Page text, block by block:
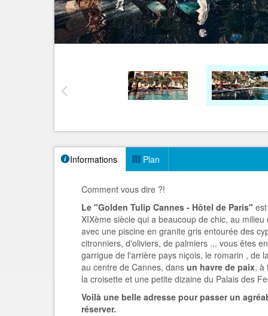
Informations Plan
Comment vous dire ?!
Le "Golden Tulip Cannes - Hôtel de Paris"
XIXème siècle qui a beaucoup de chic, au
avec une piscine en granite gris entourée des
citronniers, d'oliviers, de palmiers ... vous êtes
garrigue de l'arrière pays niçois, le romarin , de
au centre de Cannes, dans un havre de paix, à
la croisette et une petite dizaine du Palais des
Voilà une belle adresse pour passer un
réserver.